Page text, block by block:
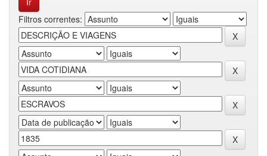
Filtros correntes: